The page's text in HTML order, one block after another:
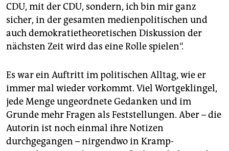
CDU, mit der CDU, sondern, ich bin mir ganz
sicher, in der gesamten medienpolitischen und
auch demokratietheoretischen Diskussion der
nächsten Zeit wird das eine Rolle spielen“.
Es war ein Auftritt im politischen Alltag, wie er
immer mal wieder vorkommt. Viel Wortgeklingel,
jede Menge ungeordnete Gedanken und im
Grunde mehr Fragen als Feststellungen. Aber – die
Autorin ist noch einmal ihre Notizen
durchgegangen – nirgendwo in Kramp-